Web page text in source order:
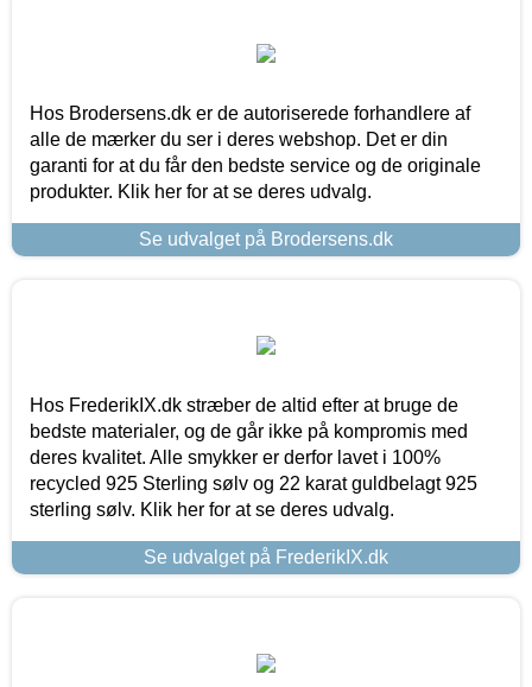
Hos Brodersens.dk er de autoriserede forhandlere af
alle de mærker du ser i deres webshop. Det er din
garanti for at du får den bedste service og de originale
produkter. Klik her for at se deres udvalg.
Se udvalget på Brodersens.dk
Hos FrederikIX.dk stræber de altid efter at bruge de
bedste materialer, og de går ikke på kompromis med
deres kvalitet. Alle smykker er derfor lavet i 100%
recycled 925 Sterling sølv og 22 karat guldbelagt 925
sterling sølv. Klik her for at se deres udvalg.
Se udvalget på FrederikIX.dk